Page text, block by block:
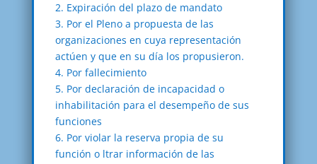
2. Expiración del plazo de mandato
3. Por el Pleno a propuesta de las
organizaciones en cuya representación
actúen y que en su día los propusieron.
4. Por fallecimiento
5. Por declaración de incapacidad o
inhabilitación para el desempeño de sus
funciones
6. Por violar la reserva propia de su
función o ltrar información de las